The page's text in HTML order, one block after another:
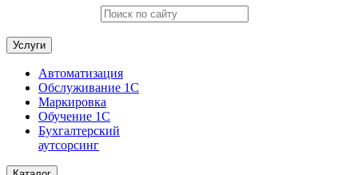
Услуги
Автоматизация
Обслуживание 1С
Маркировка
Обучение 1С
Бухгалтерский
аутсорсинг